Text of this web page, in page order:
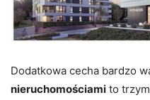
Dodatkowa cecha bardzo
nieruchomościami to